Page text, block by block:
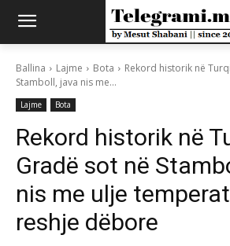
Ballina Lajme Bota
Rekord historik në
Stamboll, java nis me...
Lajme Bota
Rekord historik në
Gradë sot në
nis me ulje
reshje dëbore